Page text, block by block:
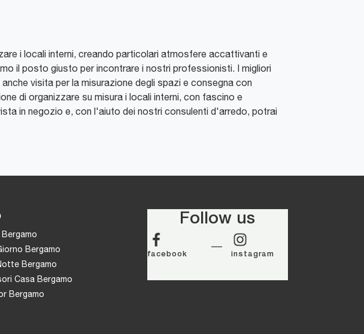
i locali interni, creando particolari atmosfere accattivanti e
il posto giusto per incontrare i nostri professionisti. I migliori
visita per la misurazione degli spazi e consegna con
di organizzare su misura i locali interni, con fascino e
in negozio e, con l'aiuto dei nostri consulenti d'arredo, potrai
Bergamo
Bergamo
Casa Bergamo
Bergamo
Follow us
facebook instagram